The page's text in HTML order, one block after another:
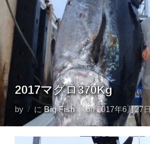
へ
ッ
プ
2017マグロ370Kg
by に Big Fish on投
稿
日:
2017年6月27日